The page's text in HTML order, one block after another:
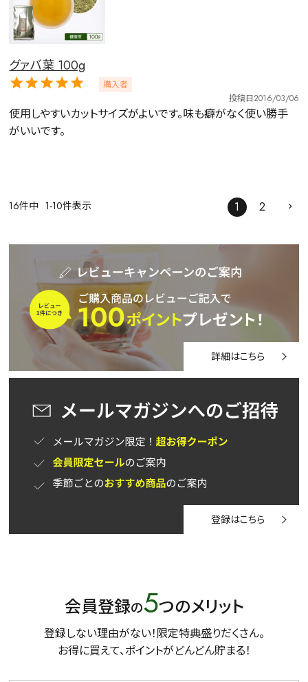
グァバ葉 100g
購入者
投稿日2016/03/06
使用しやすいカットサイズがよいです。味も癖がなく使い勝手
がいいです。
16件中 1-10件表示 1 2
詳細はこちら
登録はこちら
会員登録の5つのメリット
登録しない理由がない！限定特典盛りだくさん。
お得に買えて、ポイントがどんどん貯まる！